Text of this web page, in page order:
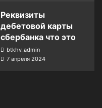
Реквизиты
дебетовой карты
сбербанка что это
btkhv_admin
7 апреля 2024